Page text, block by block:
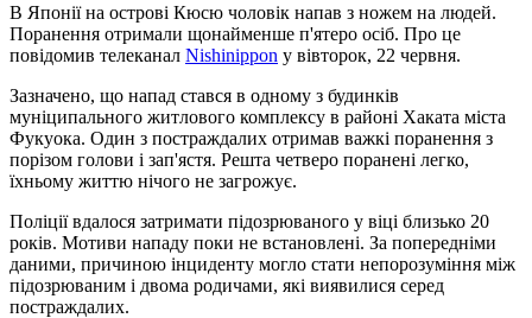
В Японії на острові Кюсю чоловік напав з ножем на людей.
Поранення отримали щонайменше п'ятеро осіб. Про це
повідомив телеканал Nishinippon у вівторок, 22 червня.
Зазначено, що напад стався в одному з будинків
муніципального житлового комплексу в районі Хаката міста
Фукуока. Один з постраждалих отримав важкі поранення з
порізом голови і зап'ястя. Решта четверо поранені легко,
їхньому життю нічого не загрожує.
Поліції вдалося затримати підозрюваного у віці близько 20
років. Мотиви нападу поки не встановлені. За попередніми
даними, причиною інциденту могло стати непорозуміння між
підозрюваним і двома родичами, які виявилися серед
постраждалих.